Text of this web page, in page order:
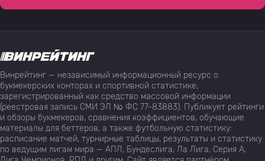
Винрейтинг — независимый информационный ресурс о
букмекерских конторах и спортивной статистике,
зарегистрированный как средство массовой информации
(реестровая запись СМИ ЭЛ № ФС 77-83883). Публикует рейтинги
и обзоры букмекеров, сравнения коэффициентов, обучающие
материалы для беттеров, а также футбольную статистику:
расписание матчей, турнирные таблицы, результаты и статистику
по ведущим лигам мира — АПЛ, Бундеслига, Ла Лига, Серия А,